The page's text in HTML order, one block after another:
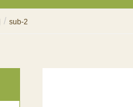
sub-2